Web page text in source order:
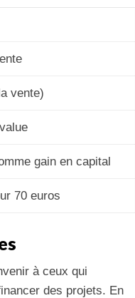
vente)
gain en capital
70 euros
à ceux qui
des projets. En